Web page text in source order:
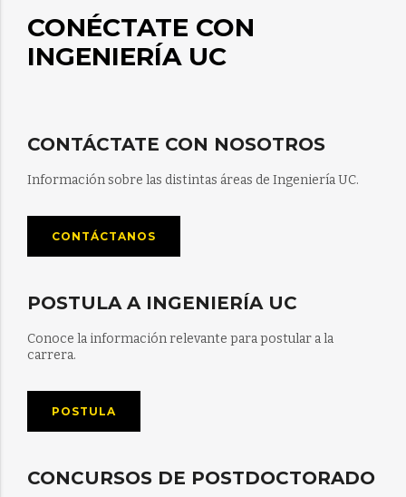
CONÉCTATE CON
INGENIERÍA UC
CONTÁCTATE CON NOSOTROS
Información sobre las distintas áreas de Ingeniería UC.
CONTÁCTANOS
POSTULA A INGENIERÍA UC
Conoce la información relevante para postular a la
carrera.
POSTULA
CONCURSOS DE POSTDOCTORADO